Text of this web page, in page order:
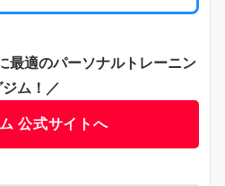
最適のパーソナルトレーニン
ジム！／
公式サイトへ